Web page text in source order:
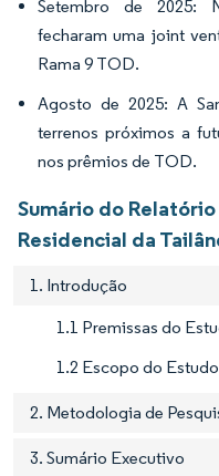
Setembro de 2025:
fecharam uma joint
Rama 9 TOD.
Agosto de 2025: A
terrenos próximos a
nos prêmios de TOD.
Sumário do
Residencial da
1. Introdução
1.1 Premissas do
1.2 Escopo do Estudo
2. Metodologia de
3. Sumário Executivo